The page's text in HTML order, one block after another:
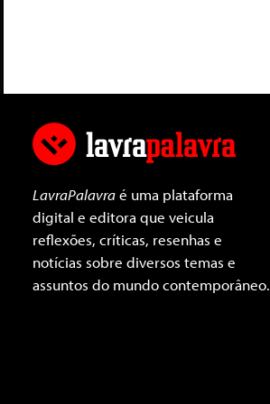
LavraPalavraé uma plataforma
digital e editora que veicula
reflexões, críticas, resenhas e
notícias sobre diversos temas e
assuntos do mundo contemporâneo.